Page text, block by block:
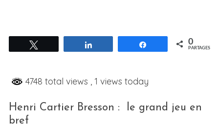
Partagez 0
PARTAGES
4748 total views , 1 views today
Henri Cartier Bresson : le grand jeu en
bref